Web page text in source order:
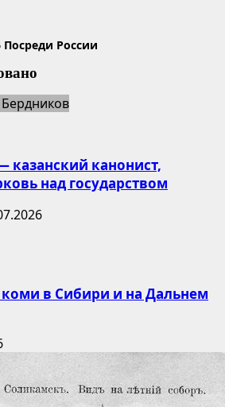
России
казанский канонист,
над государством
в Сибири и на Дальнем